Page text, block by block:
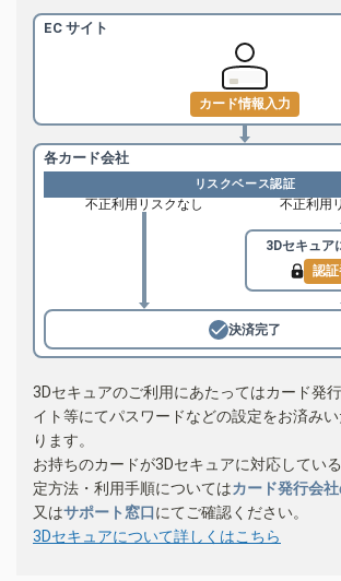
EC サイト
カード情報入力
各カード会社
リスクベース認証
不正利用リスクなし 不正利用
3Dセキュア
認
決済完了
3Dセキュアのご利用にあたってはカード発
イト等にてパスワードなどの設定をお済み
ります。
お持ちのカードが3Dセキュアに対応してい
定方法・利用手順についてはカード発行会
又はサポート窓口にてご確認ください。
3Dセキュアについて詳しくはこちら